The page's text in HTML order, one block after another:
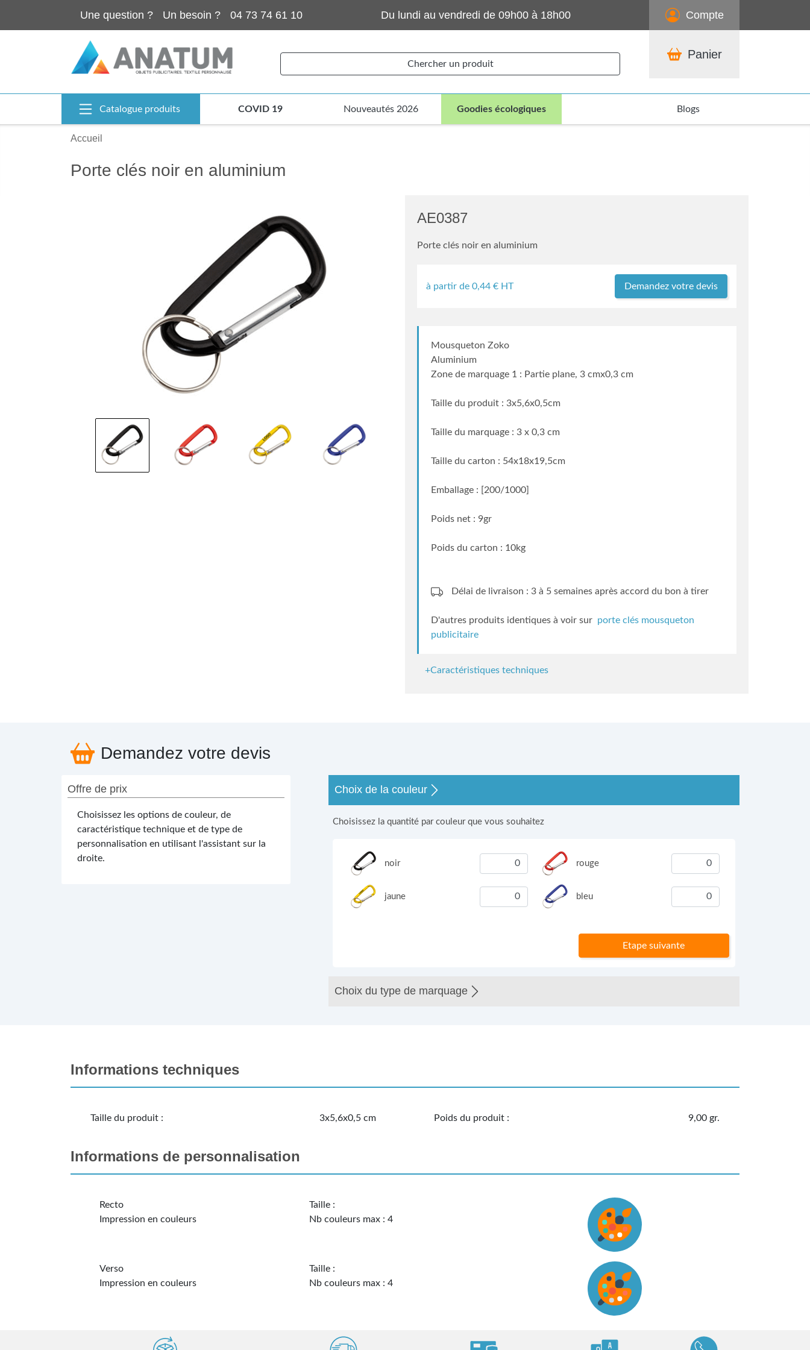
Une question ? Un besoin ? 04 73 74 61 10 Du lundi au vendredi de 09h00 à 18h00 Compte
Chercher un produit
Panier
Catalogue produits COVID 19 Nouveautés 2026 Goodies écologiques Blogs
Accueil
Porte clés noir en aluminium
AE0387
Porte clés noir en aluminium
à partir de 0,44 € HT Demandez votre devis
Mousqueton Zoko
Aluminium
Zone de marquage 1 : Partie plane, 3 cmx0,3 cm
Taille du produit : 3x5,6x0,5cm
Taille du marquage : 3 x 0,3 cm
Taille du carton : 54x18x19,5cm
Emballage : [200/1000]
Poids net : 9gr
Poids du carton : 10kg
Délai de livraison : 3 à 5 semaines après accord du bon à tirer
D'autres produits identiques à voir sur porte clés mousqueton
publicitaire
+Caractéristiques techniques
Demandez votre devis
Offre de prix
Choisissez les options de couleur, de
caractéristique technique et de type de
personnalisation en utilisant l'assistant sur la
droite.
Choix de la couleur
Choisissez la quantité par couleur que vous souhaitez
noir rouge
jaune bleu
Etape suivante
Choix du type de marquage
Informations techniques
Taille du produit : 3x5,6x0,5 cm Poids du produit : 9,00 gr.
Informations de personnalisation
Recto
Impression en couleurs
Taille :
Nb couleurs max : 4
Verso
Impression en couleurs
Taille :
Nb couleurs max : 4